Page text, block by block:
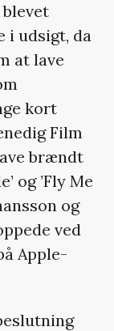
i udsigt, da
at lave
kort
Film
brændt
og ’Fly Me
og
ved
Apple-